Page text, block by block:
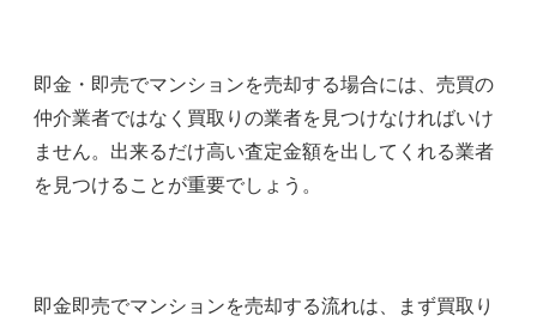
即金・即売でマンションを売却する場合には、売買の
仲介業者ではなく買取りの業者を見つけなければいけ
ません。出来るだけ高い査定金額を出してくれる業者
を見つけることが重要でしょう。
即金即売でマンションを売却する流れは、まず買取り